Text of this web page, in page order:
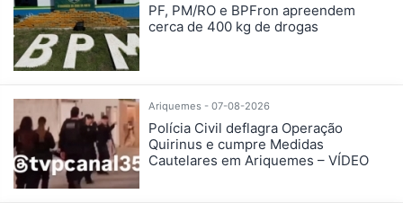
PF, PM/RO e BPFron apreendem
cerca de 400 kg de drogas
Ariquemes - 07-08-2026
Polícia Civil deflagra Operação
Quirinus e cumpre Medidas
Cautelares em Ariquemes – VÍDEO